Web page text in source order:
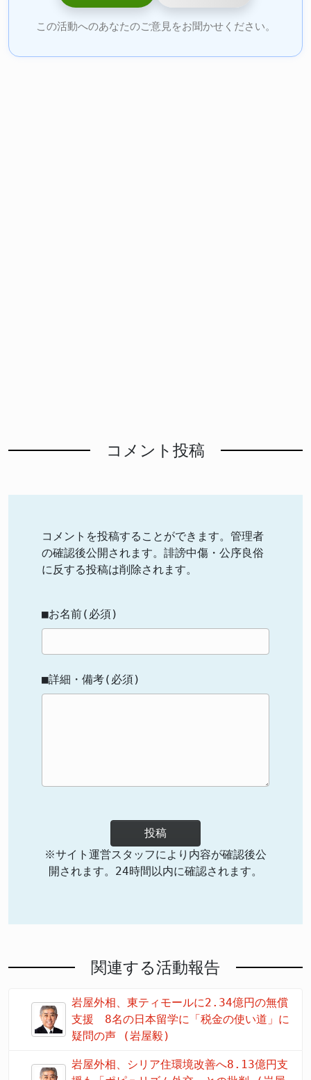
この活動へのあなたのご意見をお聞かせください。
コメント投稿
コメントを投稿することができます。管理者
の確認後公開されます。誹謗中傷・公序良俗
に反する投稿は削除されます。
■お名前(必須)
■詳細・備考(必須)
投稿
※サイト運営スタッフにより内容が確認後公
開されます。24時間以内に確認されます。
関連する活動報告
岩屋外相、東ティモールに2.34億円の無償
支援 8名の日本留学に「税金の使い道」に
疑問の声 (岩屋毅)
岩屋外相、シリア住環境改善へ8.13億円支